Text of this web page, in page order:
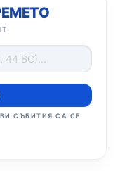
СЪБИТИЯ СА СЕ